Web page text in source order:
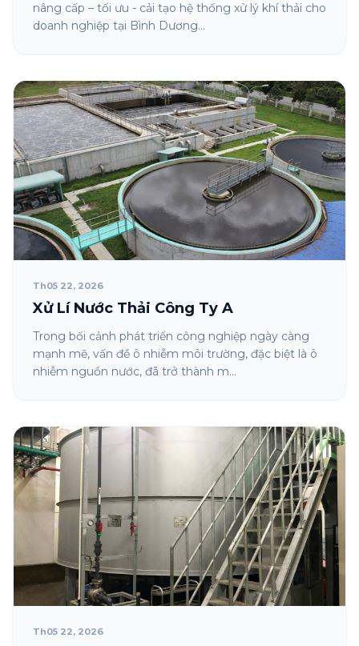
nâng cấp – tối ưu - cải tạo hệ thống xử lý khí thải cho
doanh nghiệp tại Bình Dương...
Th05 22, 2026
Xử Lí Nước Thải Công Ty A
Trong bối cảnh phát triển công nghiệp ngày càng
mạnh mẽ, vấn đề ô nhiễm môi trường, đặc biệt là ô
nhiễm nguồn nước, đã trở thành m...
Th05 22, 2026